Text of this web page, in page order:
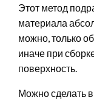
Этот метод
материала
можно, только
иначе при
поверхность.
Можно сделать